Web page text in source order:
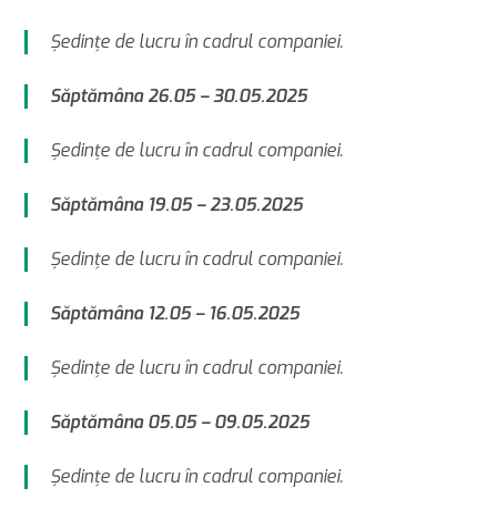
Şedinţe de lucru în cadrul companiei.
Săptămâna 26.05 – 30.05.2025
Şedinţe de lucru în cadrul companiei.
Săptămâna 19.05 – 23.05.2025
Şedinţe de lucru în cadrul companiei.
Săptămâna 12.05 – 16.05.2025
Şedinţe de lucru în cadrul companiei.
Săptămâna 05.05 – 09.05.2025
Şedinţe de lucru în cadrul companiei.